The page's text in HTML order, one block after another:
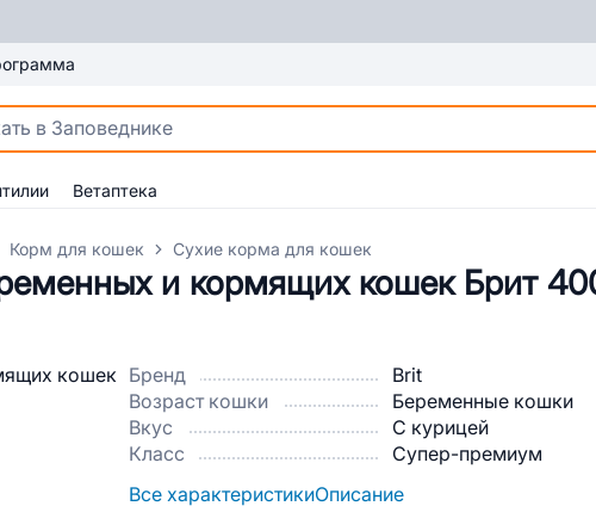
Ветаптека
Корм для кошек Сухие корма для кошек
и кормящих кошек Брит
Бренд
Brit
Возраст кошки
Беременные кошки
Вкус
С курицей
Класс
Супер-премиум
Все характеристикиОписание